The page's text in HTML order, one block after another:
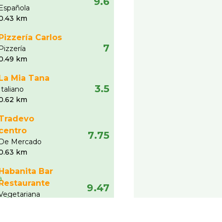
km
Carlos
km
7
Mia Tana
km
3.5
Mercado
km
7.75
Bar
9.47